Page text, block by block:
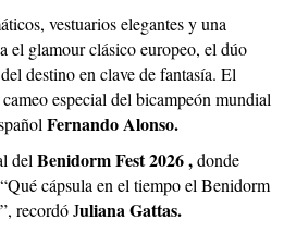
vestuarios elegantes y una
el glamour clásico europeo, el dúo
destino en clave de fantasía. El
especial del bicampeón mundial
Fernando Alonso.
del Benidorm Fest 2026 ,donde
cápsula en el tiempo el Benidorm
recordó Juliana Gattas.